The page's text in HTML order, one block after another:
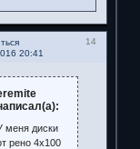
14
20:41
меня диски
рено 4х100